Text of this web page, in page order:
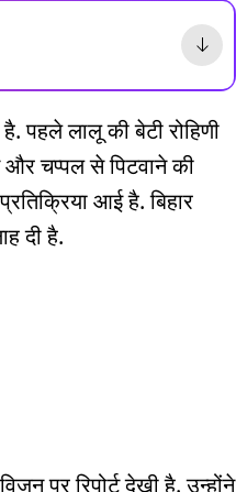
पहले लालू की बेटी रोहिणी
और चप्पल से पिटवाने की
आई है. बिहार
दी है.
पर रिपोर्ट देखी है. उन्होंने